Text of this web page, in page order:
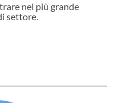
nel più grande
settore.